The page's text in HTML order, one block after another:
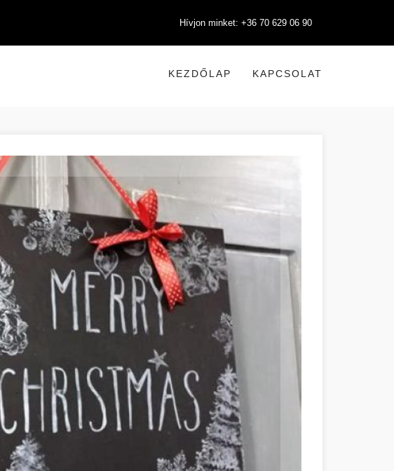
Hívjon minket: +36 70 629 06 90
KEZDŐLAP KAPCSOLAT